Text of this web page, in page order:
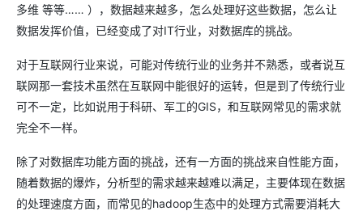
多维 等等…… ），数据越来越多，怎么处理好这些数据，怎么让
数据发挥价值，已经变成了对IT行业，对数据库的挑战。
对于互联网行业来说，可能对传统行业的业务并不熟悉，或者说互
联网那一套技术虽然在互联网中能很好的运转，但是到了传统行业
可不一定，比如说用于科研、军工的GIS，和互联网常见的需求就
完全不一样。
除了对数据库功能方面的挑战，还有一方面的挑战来自性能方面，
随着数据的爆炸，分析型的需求越来越难以满足，主要体现在数据
的处理速度方面，而常见的hadoop生态中的处理方式需要消耗大